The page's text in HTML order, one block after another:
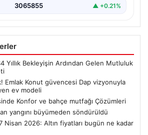
3065855 ▲ +0.21%
Yıllık Bekleyişin Ardından Gelen Mutluluk
Emlak Konut güvencesi Dap vizyonuyla
ev modeli
Konfor ve bahçe mutfağı Çözümleri
yangını büyümeden söndürüldü
Nisan 2026: Altın fiyatları bugün ne kadar